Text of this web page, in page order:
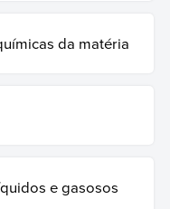
especifico-
de junho de 2026.
da matéria
e gasosos